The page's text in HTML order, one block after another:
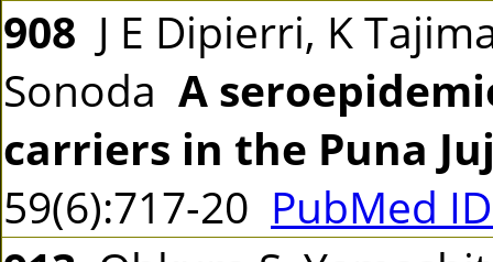
908 J E Dipierri, K
Sonoda A
carriers in the Puna
59(6):717-20 PubMed